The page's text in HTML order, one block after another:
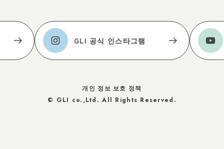
GLI 공식 인스타그램
개인 정보 보호 정책
© GLI co.,Ltd. All Rights Reserved.